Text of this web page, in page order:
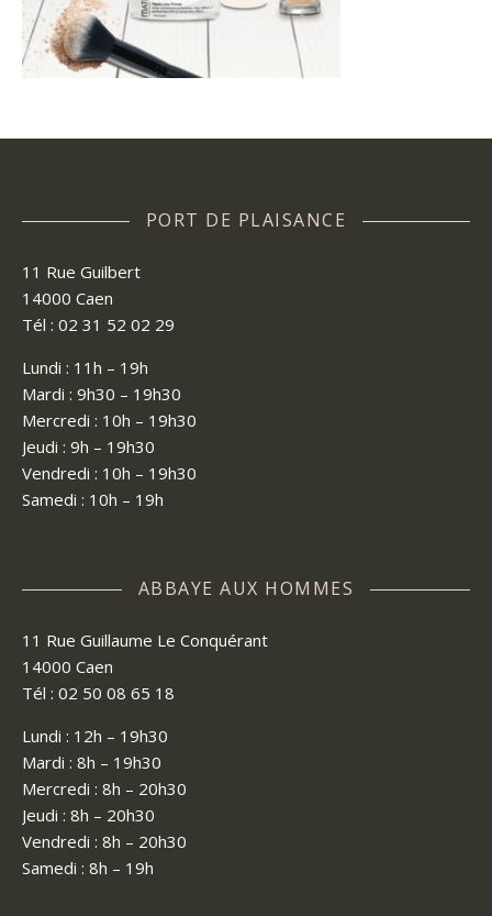
PORT DE PLAISANCE
11 Rue Guilbert
14000 Caen
Tél : 02 31 52 02 29
Lundi : 11h – 19h
Mardi : 9h30 – 19h30
Mercredi : 10h – 19h30
Jeudi : 9h – 19h30
Vendredi : 10h – 19h30
Samedi : 10h – 19h
ABBAYE AUX HOMMES
11 Rue Guillaume Le Conquérant
14000 Caen
Tél : 02 50 08 65 18
Lundi : 12h – 19h30
Mardi : 8h – 19h30
Mercredi : 8h – 20h30
Jeudi : 8h – 20h30
Vendredi : 8h – 20h30
Samedi : 8h – 19h